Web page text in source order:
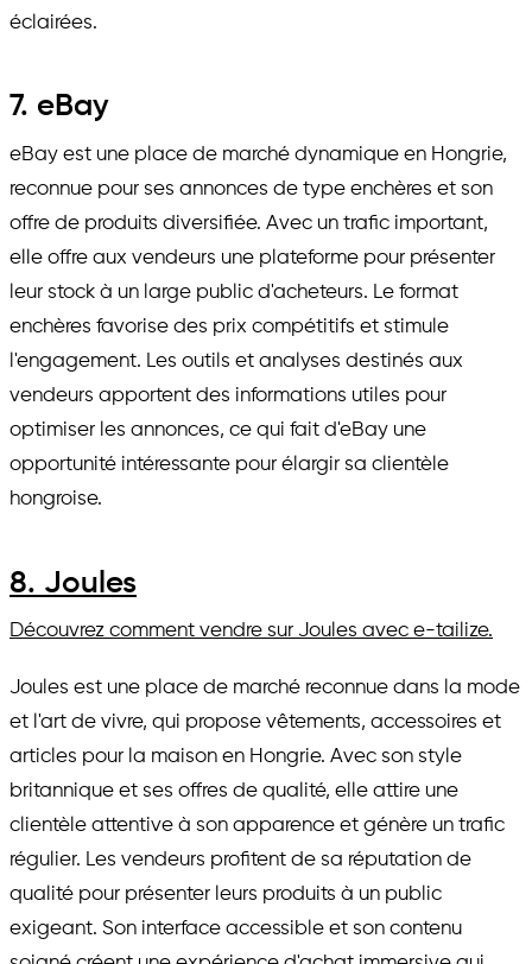
éclairées.
7. eBay
eBay est une place de marché dynamique en Hongrie,
reconnue pour ses annonces de type enchères et son
offre de produits diversifiée. Avec un trafic important,
elle offre aux vendeurs une plateforme pour présenter
leur stock à un large public d'acheteurs. Le format
enchères favorise des prix compétitifs et stimule
l'engagement. Les outils et analyses destinés aux
vendeurs apportent des informations utiles pour
optimiser les annonces, ce qui fait d'eBay une
opportunité intéressante pour élargir sa clientèle
hongroise.
8. Joules
Découvrez comment vendre sur Joules avec e-tailize.
Joules est une place de marché reconnue dans la mode
et l'art de vivre, qui propose vêtements, accessoires et
articles pour la maison en Hongrie. Avec son style
britannique et ses offres de qualité, elle attire une
clientèle attentive à son apparence et génère un trafic
régulier. Les vendeurs profitent de sa réputation de
qualité pour présenter leurs produits à un public
exigeant. Son interface accessible et son contenu